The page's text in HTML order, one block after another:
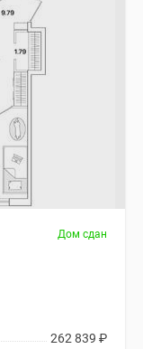
Дом сдан
262 839 ₽